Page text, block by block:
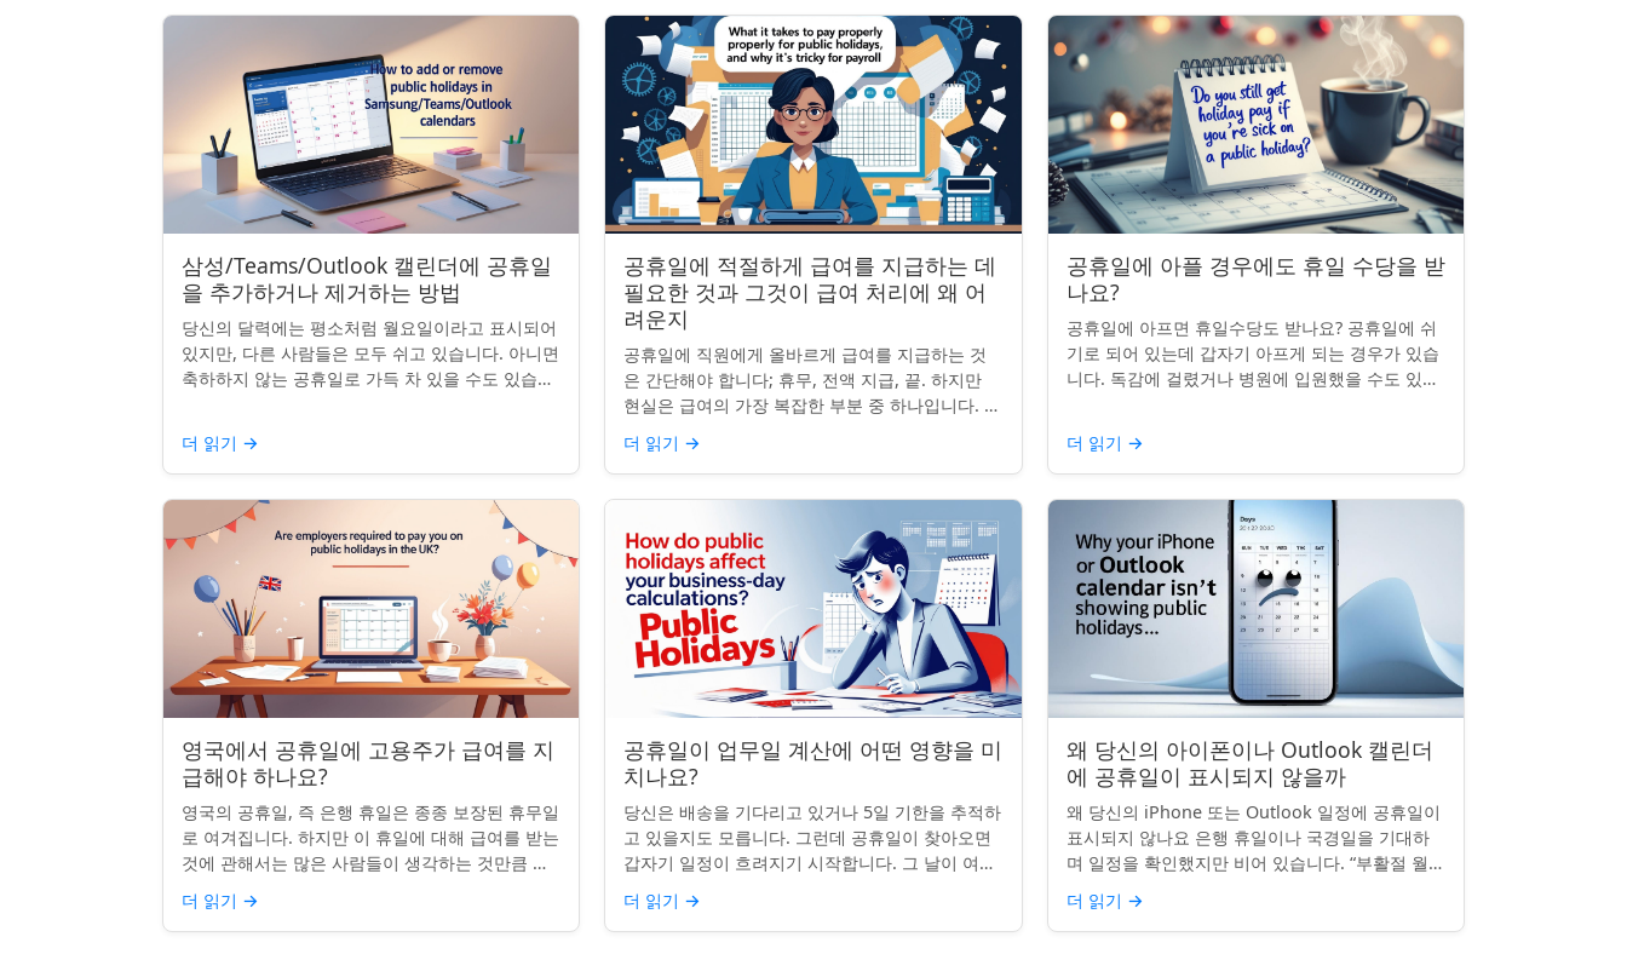
삼성/Teams/Outlook 캘린더에 공휴일
을 추가하거나 제거하는 방법
당신의 달력에는 평소처럼 월요일이라고 표시되어
있지만, 다른 사람들은 모두 쉬고 있습니다. 아니면
축하하지 않는 공휴일로 가득 차 있을 수도 있습니
더 읽기 →
공휴일에 적절하게 급여를 지급하는 데
필요한 것과 그것이 급여 처리에 왜 어
려운지
공휴일에 직원에게 올바르게 급여를 지급하는 것
은 간단해야 합니다; 휴무, 전액 지급, 끝. 하지만
현실은 급여의 가장 복잡한 부분 중 하나입니다. 계
약서, 근무 시간, 휴일 규칙이 달라지면 하나의 공
휴일이 준수 문제...
더 읽기 →
공휴일에 아플 경우에도 휴일 수당을 받
나요?
공휴일에 아프면 휴일수당도 받나요? 공휴일에 쉬
기로 되어 있는데 갑자기 아프게 되는 경우가 있습
니다. 독감에 걸렸거나 병원에 입원했을 수도 있죠.
더 읽기 →
영국에서 공휴일에 고용주가 급여를 지
급해야 하나요?
영국의 공휴일, 즉 은행 휴일은 종종 보장된 휴무일
로 여겨집니다. 하지만 이 휴일에 대해 급여를 받는
것에 관해서는 많은 사람들이 생각하는 것만큼 명
확하지 않습니다. 사실, 급여를 받거나 하루 쉬는
것이 전적으로 계...
더 읽기 →
공휴일이 업무일 계산에 어떤 영향을 미
치나요?
당신은 배송을 기다리고 있거나 5일 기한을 추적하
고 있을지도 모릅니다. 그런데 공휴일이 찾아오면
갑자기 일정이 흐려지기 시작합니다. 그 날이 여전
히 계산에 포함되나요? 업무일 계산을 할 때 공휴
일은 생각보다 더 중요...
더 읽기 →
왜 당신의 아이폰이나 Outlook 캘린더
에 공휴일이 표시되지 않을까
왜 당신의 iPhone 또는 Outlook 일정에 공휴일이
표시되지 않나요 은행 휴일이나 국경일을 기대하
며 일정을 확인했지만 비어 있습니다. “부활절 월요
일”, “노동절”, “독립기념일”이 보이지 않네요.
iPhon...
더 읽기 →